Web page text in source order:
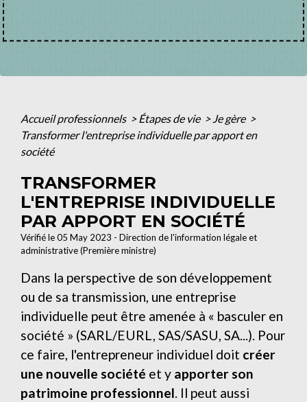
Accueil professionnels > Étapes de vie > Je gère >
Transformer l'entreprise individuelle par apport en
société
TRANSFORMER
L'ENTREPRISE INDIVIDUELLE
PAR APPORT EN SOCIÉTÉ
Vérifié le 05 May 2023 - Direction de l'information légale et
administrative (Première ministre)
Dans la perspective de son développement
ou de sa transmission, une entreprise
individuelle peut être amenée à « basculer en
société » (SARL/EURL, SAS/SASU, SA...). Pour
ce faire, l'entrepreneur individuel doit créer
une nouvelle société et y apporter son
patrimoine professionnel. Il peut aussi